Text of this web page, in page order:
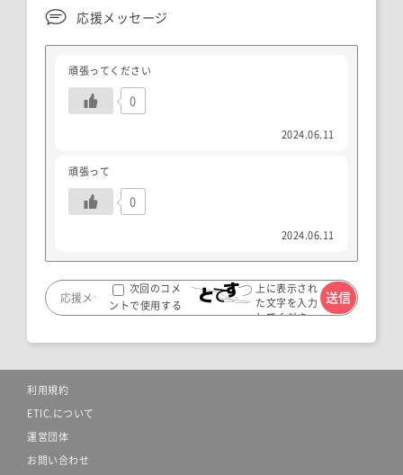
応援メッセージ
頑張ってください
0
2024.06.11
頑張って
0
2024.06.11
次回のコメ
ントで使用する
ためブラウザー
上に表示され
た文字を入力
してくださ
利用規約
ETIC.について
運営団体
お問い合わせ